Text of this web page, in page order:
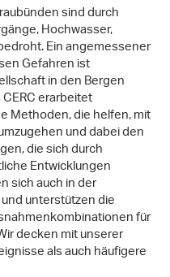
sind durch
Hochwasser,
Ein angemessener
Gefahren ist
in den Bergen
erarbeitet
Methoden, die helfen, mit
und dabei den
die sich durch
Entwicklungen
sich auch in der
unterstützen die
für
decken mit unserer
als auch häufigere